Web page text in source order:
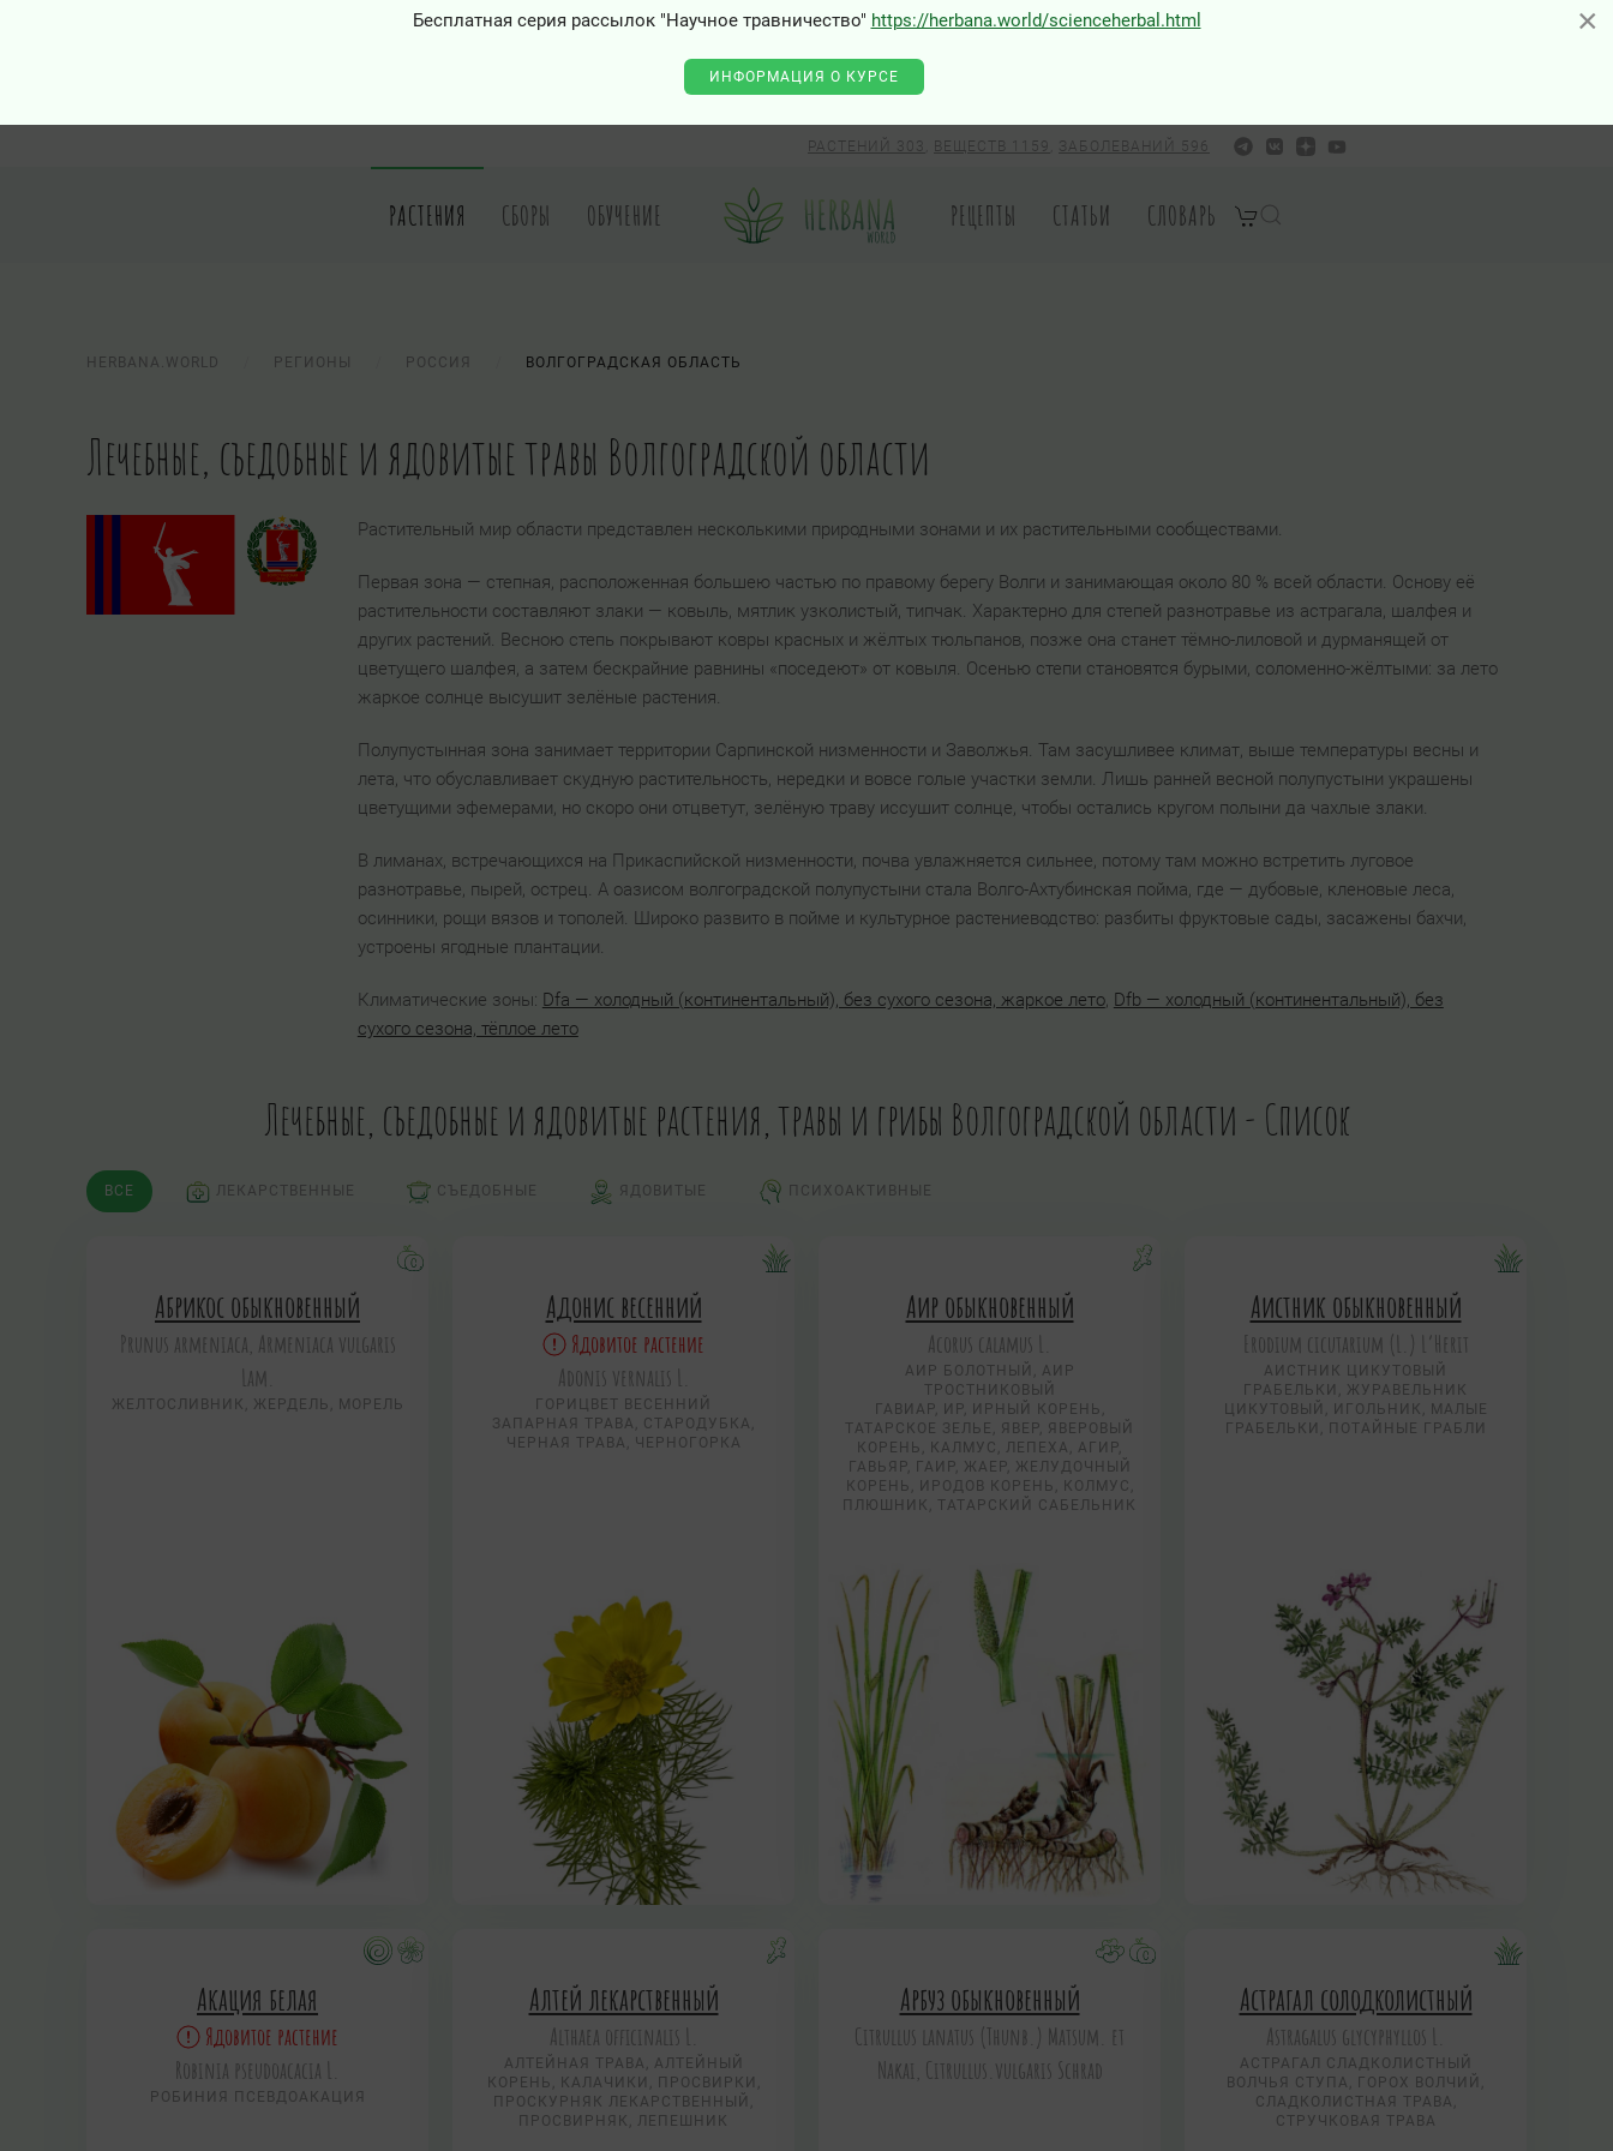
×
Бесплатная серия рассылок "Научное травничество" https://herbana.world/scienceherbal.html
ИНФОРМАЦИЯ О КУРСЕ
РАСТЕНИЙ 303 ВЕЩЕСТВ 1159 ЗАБОЛЕВАНИЙ 596
РАСТЕНИЯ СБОРЫ ОБУЧЕНИЕ РЕЦЕПТЫ СТАТЬИ СЛОВАРЬ
HERBANA.WORLD РЕГИОНЫ РОССИЯ ВОЛГОГРАДСКАЯ ОБЛАСТЬ
Лечебные, съедобные и ядовитые травы Волгоградской области
Растительный мир области представлен несколькими природными зонами и их растительными сообществами.
Первая зона — степная, расположенная большею частью по правому берегу Волги и занимающая около 80 % всей области. Основу её
растительности составляют злаки — ковыль, мятлик узколистый, типчак. Характерно для степей разнотравье из астрагала, шалфея и
других растений. Весною степь покрывают ковры красных и жёлтых тюльпанов, позже она станет тёмно-лиловой и дурманящей от
цветущего шалфея, а затем бескрайние равнины «поседеют» от ковыля. Осенью степи становятся бурыми, соломенно-жёлтыми: за лето
жаркое солнце высушит зелёные растения.
Полупустынная зона занимает территории Сарпинской низменности и Заволжья. Там засушливее климат, выше температуры весны и
лета, что обуславливает скудную растительность, нередки и вовсе голые участки земли. Лишь ранней весной полупустыни украшены
цветущими эфемерами, но скоро они отцветут, зелёную траву иссушит солнце, чтобы остались кругом полыни да чахлые злаки.
В лиманах, встречающихся на Прикаспийской низменности, почва увлажняется сильнее, потому там можно встретить луговое
разнотравье, пырей, острец. А оазисом волгоградской полупустыни стала Волго-Ахтубинская пойма, где — дубовые, кленовые леса,
осинники, рощи вязов и тополей. Широко развито в пойме и культурное растениеводство: разбиты фруктовые сады, засажены бахчи,
устроены ягодные плантации.
Климатические зоны: Dfa — холодный (континентальный), без сухого сезона, жаркое лето, Dfb — холодный (континентальный), без
сухого сезона, тёплое лето
Лечебные, съедобные и ядовитые растения, травы и грибы Волгоградской области - Список
ВСЕ ЛЕКАРСТВЕННЫЕ СЪЕДОБНЫЕ ЯДОВИТЫЕ ПСИХОАКТИВНЫЕ
Абрикос обыкновенный
Prunus armeniaca, Armeniaca vulgaris
Lam.
ЖЕЛТОСЛИВНИК, ЖЕРДЕЛЬ, МОРЕЛЬ
Адонис весенний
Ядовитое растение
Adonis vernalis L.
ГОРИЦВЕТ ВЕСЕННИЙ
ЗАПАРНАЯ ТРАВА, СТАРОДУБКА,
ЧЕРНАЯ ТРАВА, ЧЕРНОГОРКА
Аир обыкновенный
Acorus calamus L.
АИР БОЛОТНЫЙ, АИР
ТРОСТНИКОВЫЙ
ГАВИАР, ИР, ИРНЫЙ КОРЕНЬ,
ТАТАРСКОЕ ЗЕЛЬЕ, ЯВЕР, ЯВЕРОВЫЙ
КОРЕНЬ, КАЛМУС, ЛЕПЕХА, АГИР,
ГАВЬЯР, ГАИР, ЖАЕР, ЖЕЛУДОЧНЫЙ
КОРЕНЬ, ИРОДОВ КОРЕНЬ, КОЛМУС,
ПЛЮШНИК, ТАТАРСКИЙ САБЕЛЬНИК
Аистник обыкновенный
Erodium cicutarium (L.) L’Herit
АИСТНИК ЦИКУТОВЫЙ
ГРАБЕЛЬКИ, ЖУРАВЕЛЬНИК
ЦИКУТОВЫЙ, ИГОЛЬНИК, МАЛЫЕ
ГРАБЕЛЬКИ, ПОТАЙНЫЕ ГРАБЛИ
Акация белая
Ядовитое растение
Robinia pseudoacacia L.
РОБИНИЯ ПСЕВДОАКАЦИЯ
Алтей лекарственный
Althaea officinalis L.
АЛТЕЙНАЯ ТРАВА, АЛТЕЙНЫЙ
КОРЕНЬ, КАЛАЧИКИ, ПРОСВИРКИ,
ПРОСКУРНЯК ЛЕКАРСТВЕННЫЙ,
ПРОСВИРНЯК, ЛЕПЕШНИК
Арбуз обыкновенный
Citrullus lanatus (Thunb.) Matsum. et
Nakai, Citrullus.vulgaris Schrad
Астрагал солодколистный
Astragalus glycyphyllos L.
АСТРАГАЛ СЛАДКОЛИСТНЫЙ
ВОЛЧЬЯ СТУПА, ГОРОХ ВОЛЧИЙ,
СЛАДКОЛИСТНАЯ ТРАВА,
СТРУЧКОВАЯ ТРАВА
×